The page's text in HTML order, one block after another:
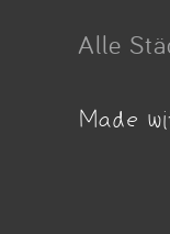
Alle
Made